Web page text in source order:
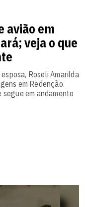
avião em
veja o que
Roseli Amarilda
em Redenção.
em andamento